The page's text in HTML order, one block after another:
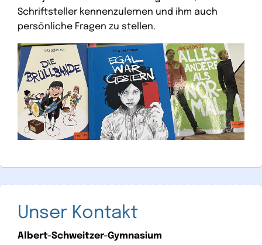
Schriftsteller kennenzulernen und ihm auch
persönliche Fragen zu stellen.
Unser Kontakt
Albert-Schweitzer-Gymnasium